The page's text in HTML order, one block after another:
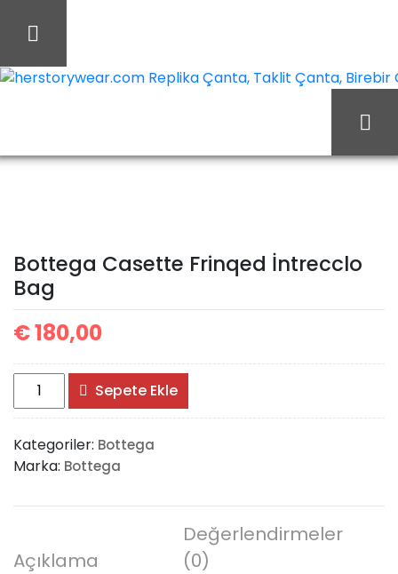
Bottega Casette Frinqed İntrecclo
Bag
€180,00
Bottega
Casette
Frinqed
İntrecclo
Bag
Sepete Ekle
Kategoriler: Bottega
Marka: Bottega
Açıklama
Değerlendirmeler
(0)